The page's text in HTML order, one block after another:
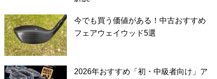
今でも買う価値がある！中古おすすめ
フェアウェイウッド5選
2026年おすすめ「初・中級者向け」ア